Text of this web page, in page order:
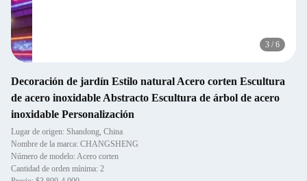
3 / 6
Decoración de jardín Estilo natural Acero corten Escultura
de acero inoxidable Abstracto Escultura de árbol de acero
inoxidable Personalización
Lugar de origen: Shandong, China
Nombre de la marca: CHANGSHENG
Número de modelo: Acero corten
Cantidad de orden mínima: 2